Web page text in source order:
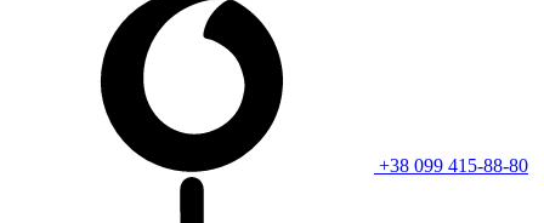
+38 099 415-88-80